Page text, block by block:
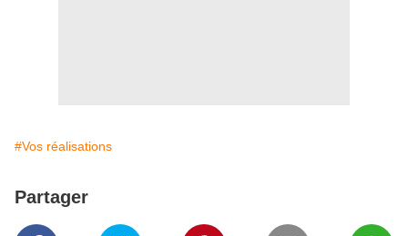
#Vos réalisations
Partager